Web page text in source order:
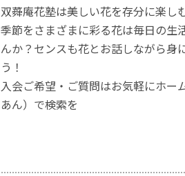
双蕣庵花塾は美しい花を存分に楽し
季節をさまざまに彩る花は毎日の生
んか？センスも花とお話しながら身
う！
入会ご希望・ご質問はお気軽にホー
あん）で検索を